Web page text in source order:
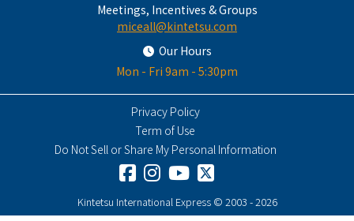
Meetings, Incentives & Groups
miceall@kintetsu.com
Our Hours
Mon - Fri 9am - 5:30pm
Privacy Policy
Term of Use
Do Not Sell or Share My Personal Information
Kintetsu International Express © 2003 - 2026